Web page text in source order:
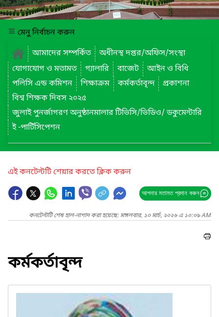
মেনু নির্বাচন করুন
আমাদের সম্পর্কিত
অধীনস্থ দপ্তর/অফিস/সংস্থা
যোগাযোগ ও মতামত
গ্যালারি বাজেট
আইন ও বিধি
পলিসি এন্ড কমিশন
শিক্ষাক্রম কর্মকর্তাবৃন্দ
প্রকাশনা
বিশ্ব শিক্ষক দিবস ২০২৫
জুলাই পুনর্জাগরণ অনুষ্ঠানমালার টিভিসি/ভিডিও/ ডকুমেন্টারি
ই -পার্টিসিপেশন
এই কনটেন্টটি শেয়ার করতে ক্লিক করুন
আপনার মতামত প্রদান করুন
কনটেন্টটি শেষ হাল-নাগাদ করা হয়েছে: মঙ্গলবার, ১০ মার্চ, ২০২৬ এ ১০:০৯ AM
কর্মকর্তাবৃন্দ